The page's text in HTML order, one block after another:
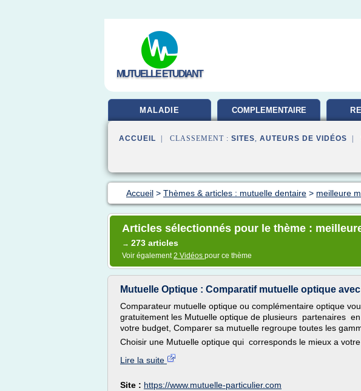
MUTUELLE ETUDIANT
MALADIE COMPLEMENTAIRE
ACCUEIL | CLASSEMENT : SITES, AUTEURS DE VIDÉOS |
Accueil > Thèmes & articles : mutuelle dentaire > meilleure
Articles sélectionnés pour le thème :
→ 273 articles
Voir également2 Vidéos pour ce thème
Mutuelle Optique : Comparatif mutuelle optique avec
Comparateur mutuelle optique ou complémentaire optique
gratuitement les Mutuelle optique de plusieurs partenaires
votre budget, Comparer sa mutuelle regroupe toutes les
Choisir une Mutuelle optique qui corresponds le mieux a votre
Lire la suite
Site : https://www.mutuelle-particulier.com